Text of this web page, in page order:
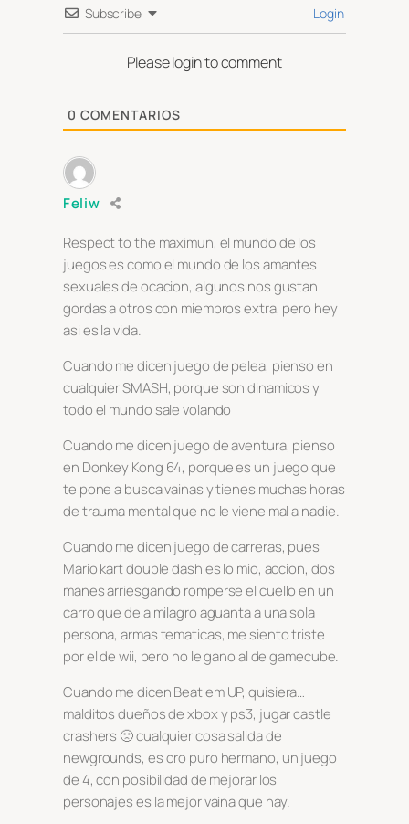
Subscribe Login
Please login to comment
0 COMENTARIOS
Feliw
Respect to the maximun, el mundo de los
juegos es como el mundo de los amantes
sexuales de ocacion, algunos nos gustan
gordas a otros con miembros extra, pero hey
asi es la vida.
Cuando me dicen juego de pelea, pienso en
cualquier SMASH, porque son dinamicos y
todo el mundo sale volando
Cuando me dicen juego de aventura, pienso
en Donkey Kong 64, porque es un juego que
te pone a busca vainas y tienes muchas horas
de trauma mental que no le viene mal a nadie.
Cuando me dicen juego de carreras, pues
Mario kart double dash es lo mio, accion, dos
manes arriesgando romperse el cuello en un
carro que de a milagro aguanta a una sola
persona, armas tematicas, me siento triste
por el de wii, pero no le gano al de gamecube.
Cuando me dicen Beat em UP, quisiera…
malditos dueños de xbox y ps3, jugar castle
crashers 🙁 cualquier cosa salida de
newgrounds, es oro puro hermano, un juego
de 4, con posibilidad de mejorar los
personajes es la mejor vaina que hay.